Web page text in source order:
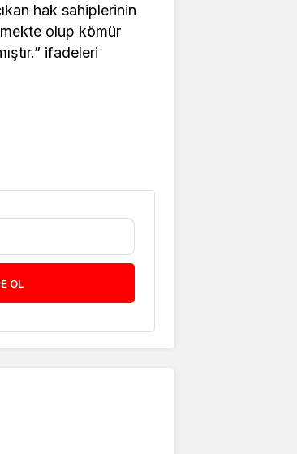
hak sahiplerinin
olup kömür
ifadeleri
OL